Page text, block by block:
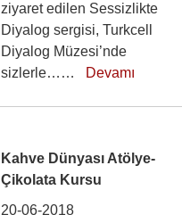
ziyaret edilen Sessizlikte
Diyalog sergisi, Turkcell
Diyalog Müzesi’nde
sizlerle…… Devamı
Kahve Dünyası Atölye-
Çikolata Kursu
20-06-2018